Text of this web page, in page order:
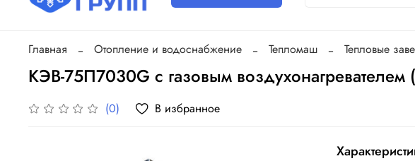
Главная Отопление и водоснабжение Тепломаш Тепловые
КЭВ-75П7030G с газовым воздухонагревателем
(0) В избранное